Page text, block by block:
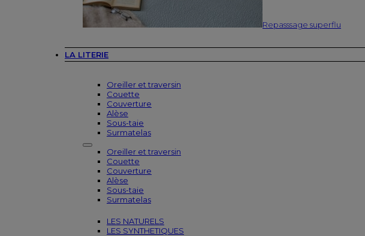
Repasssage superflu
LA LITERIE
Oreiller et traversin
Couette
Couverture
Alèse
Sous-taie
Surmatelas
Oreiller et traversin
Couette
Couverture
Alèse
Sous-taie
Surmatelas
LES NATURELS
LES SYNTHETIQUES